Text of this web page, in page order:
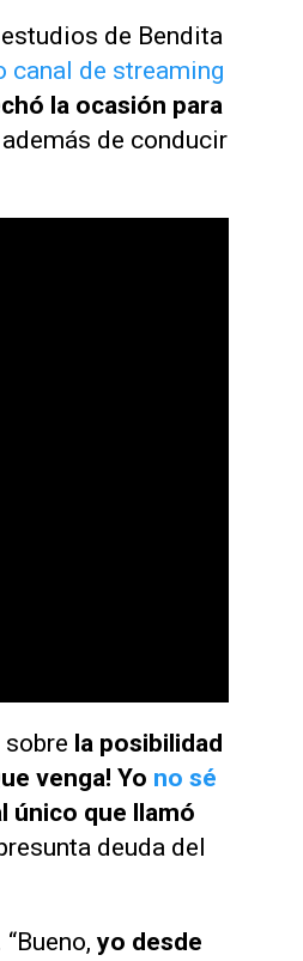
de Bendita
canal de streaming
la ocasión para
de conducir
sobre la posibilidad
venga! Yo no sé
único que llamó
deuda del
yo desde